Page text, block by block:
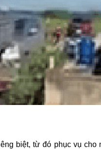
biệt, từ đó phục vụ cho